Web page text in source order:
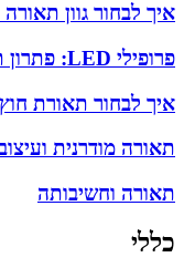
איך לבחור גוון
פרופילי LED: פתרון תאורה מודרני לכל חלל
איך לבחור תאורת חוץ
תאורה מודרנית
תאורה וחשיבותה
כללי